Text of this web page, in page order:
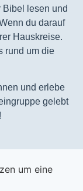
Bibel lesen und
du darauf
Hauskreise.
rund um die
und erlebe
gelebt